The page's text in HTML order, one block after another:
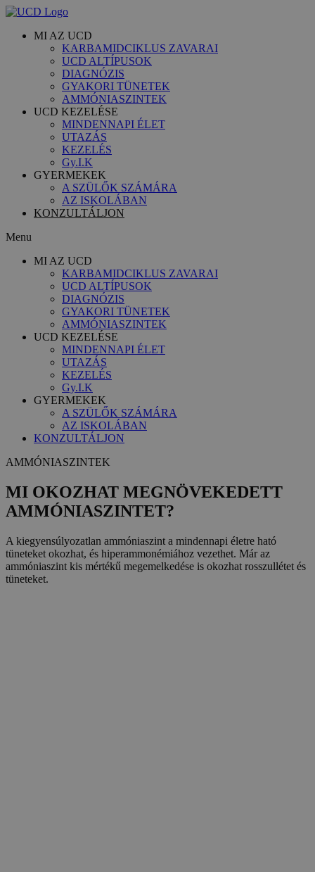
MI AZ UCD
KARBAMIDCIKLUS ZAVARAI
UCD ALTÍPUSOK
DIAGNÓZIS
GYAKORI TÜNETEK
AMMÓNIASZINTEK
UCD KEZELÉSE
MINDENNAPI ÉLET
UTAZÁS
KEZELÉS
Gy.I.K
GYERMEKEK
A SZÜLŐK SZÁMÁRA
AZ ISKOLÁBAN
KONZULTÁLJON
Menu
MI AZ UCD
KARBAMIDCIKLUS ZAVARAI
UCD ALTÍPUSOK
DIAGNÓZIS
GYAKORI TÜNETEK
AMMÓNIASZINTEK
UCD KEZELÉSE
MINDENNAPI ÉLET
UTAZÁS
KEZELÉS
Gy.I.K
GYERMEKEK
A SZÜLŐK SZÁMÁRA
AZ ISKOLÁBAN
KONZULTÁLJON
AMMÓNIASZINTEK
MI OKOZHAT MEGNÖVEKEDETT
AMMÓNIASZINTET?
A kiegyensúlyozatlan ammóniaszint a mindennapi életre ható
tüneteket okozhat, és hiperammonémiához vezethet. Már az
ammóniaszint kis mértékű megemelkedése is okozhat rosszullétet és
tüneteket.